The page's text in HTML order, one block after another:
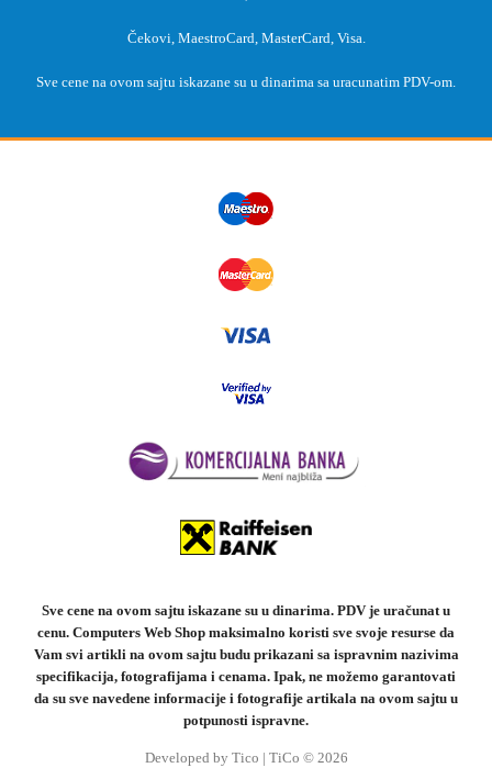
Čekovi, MaestroCard, MasterCard, Visa.
Sve cene na ovom sajtu iskazane su u dinarima sa uracunatim PDV-om.
Sve cene na ovom sajtu iskazane su u dinarima. PDV je uračunat u
cenu. Computers Web Shop maksimalno koristi sve svoje resurse da
Vam svi artikli na ovom sajtu budu prikazani sa ispravnim nazivima
specifikacija, fotografijama i cenama. Ipak, ne možemo garantovati
da su sve navedene informacije i fotografije artikala na ovom sajtu u
potpunosti ispravne.
Developed by Tico | TiCo © 2026